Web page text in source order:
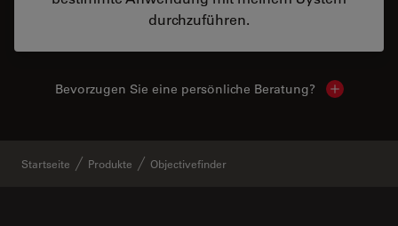
durchzuführen.
Bevorzugen Sie eine persönliche Beratung? Show
Startseite Produkte Objectivefinder